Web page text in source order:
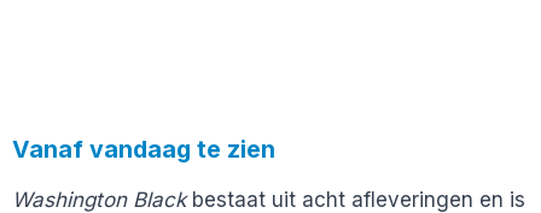
Vanaf vandaag te zien
Washington Blackbestaat uit acht afleveringen en is